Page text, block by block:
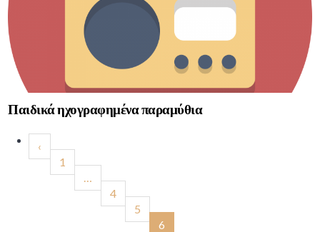
Παιδικά ηχογραφημένα παραμύθια
‹
1
4
5
6